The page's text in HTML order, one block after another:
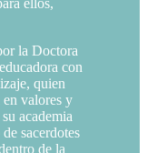
ellos,
la Doctora
con
quien
valores y
academia
sacerdotes
de la